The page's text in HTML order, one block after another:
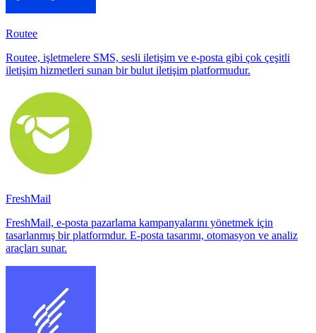
Routee
Routee, işletmelere SMS, sesli iletişim ve e-posta gibi çok çeşitli
iletişim hizmetleri sunan bir bulut iletişim platformudur.
FreshMail
FreshMail, e-posta pazarlama kampanyalarını yönetmek için
tasarlanmış bir platformdur. E-posta tasarımı, otomasyon ve analiz
araçları sunar.